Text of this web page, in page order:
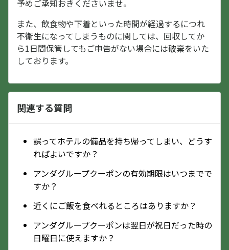
予めご承知おきくださいませ。
また、飲食物や下着といった時間が経過するにつれ
不衛生になってしまうものに関しては、回収してか
ら1日間保管してもご申告がない場合には破棄をいた
しております。
関連する質問
誤ってホテルの備品を持ち帰ってしまい、どうす
ればよいですか？
アンダグループクーポンの有効期限はいつまでで
すか？
近くにご飯を食べれるところはありますか？
アンダグループクーポンは翌日が祝日だった時の
日曜日に使えますか？